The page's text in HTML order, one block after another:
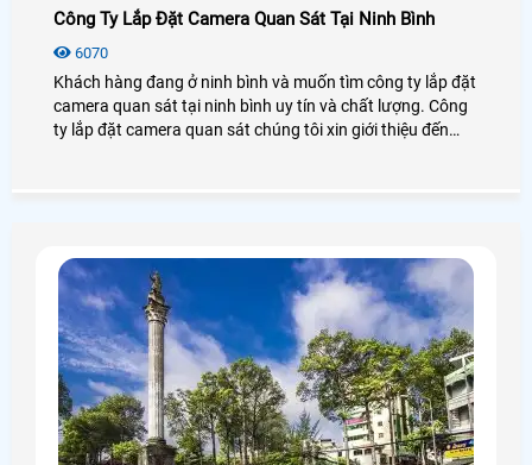
Công Ty Lắp Đặt Camera Quan Sát Tại Ninh Bình
6070
Khách hàng đang ở ninh bình và muốn tìm công ty lắp đặt
camera quan sát tại ninh bình uy tín và chất lượng. Công
ty lắp đặt camera quan sát chúng tôi xin giới thiệu đến